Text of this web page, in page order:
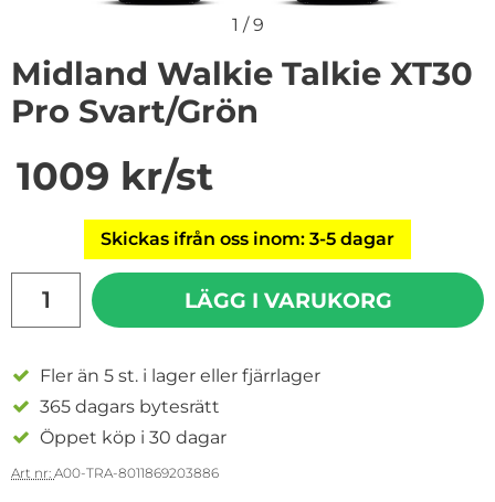
1 /9
Midland Walkie Talkie XT30
Pro Svart/Grön
pris
1009 kr/st
Skickas ifrån oss inom: 3-5 dagar
LÄGG I VARUKORG
Fler än 5 st. i lager eller fjärrlager
365 dagars bytesrätt
Öppet köp i 30 dagar
Art nr: A00-TRA-8011869203886